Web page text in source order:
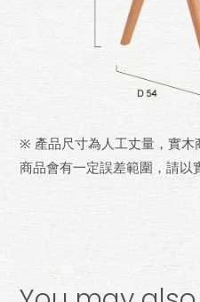
※ 產品尺寸為人工丈量，實
商品會有一定誤差範圍，請以